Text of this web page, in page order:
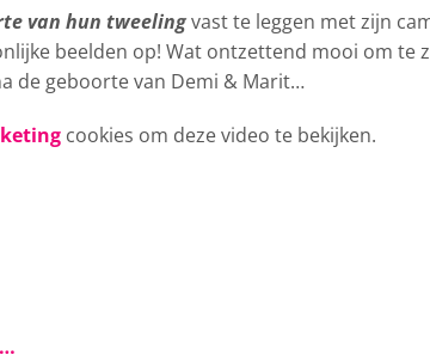
van hun tweelingvast te leggen met zijn
beelden op! Wat ontzettend mooi om te
de geboorte van Demi & Marit…
cookies om deze video te bekijken.